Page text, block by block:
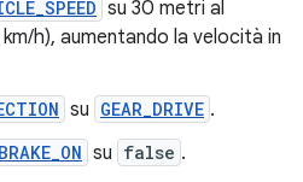
su 30 metri al
h), aumentando la velocità in
su GEAR_DRIVE .
su false .